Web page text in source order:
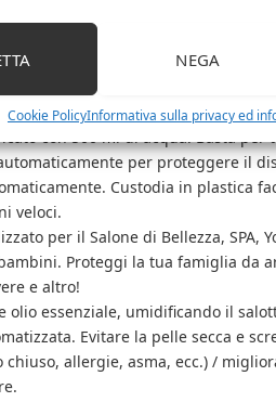
NEGA
Cookie PolicyInformativa sulla privacy ed
È possibile scegliere una
allevia la depressione, lo stress,
ogni colore può essere più
o impostarlo sul tuo preferito.
con 500 ml di acqua. Basta per
per proteggere il
Custodia in plastica
veloci.
per il Salone di Bellezza, SPA,
Proteggi la tua famiglia da
e altro!
olio essenziale, umidificando il
Evitare la pelle secca e
allergie, asma, ecc.) /